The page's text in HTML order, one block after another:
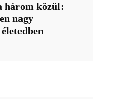
három közül:
nagy